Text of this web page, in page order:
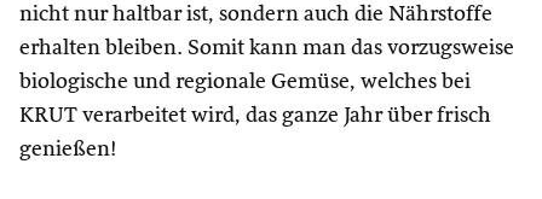
nicht nur haltbar ist, sondern auch die Nährstoffe
erhalten bleiben. Somit kann man das vorzugsweise
biologische und regionale Gemüse, welches bei
KRUT verarbeitet wird, das ganze Jahr über frisch
genießen!